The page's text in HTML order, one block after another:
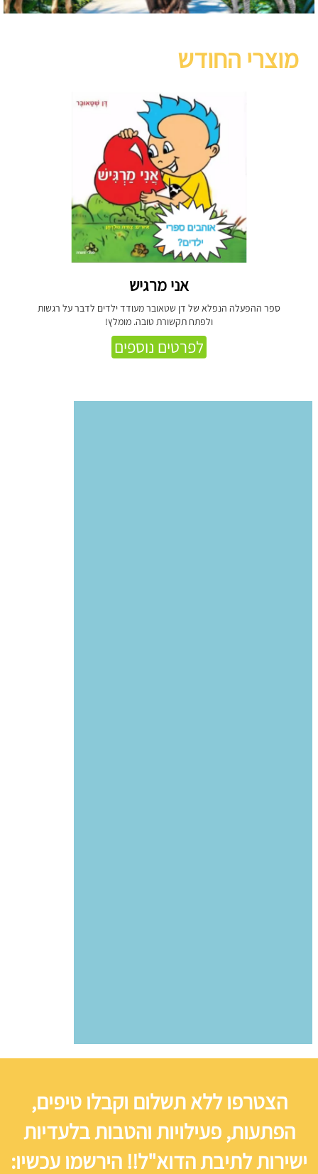
מוצרי החודש
אני מרגיש
ספר ההפעלה הנפלא של דן שטאובר מעודד ילדים לדבר על רגשות
ולפתח תקשורת טובה. מומלץ!
לפרטים נוספים
הצטרפו ללא תשלום וקבלו טיפים,
הפתעות, פעילויות והטבות בלעדיות
ישירות לתיבת הדוא"ל!! הירשמו עכשיו: